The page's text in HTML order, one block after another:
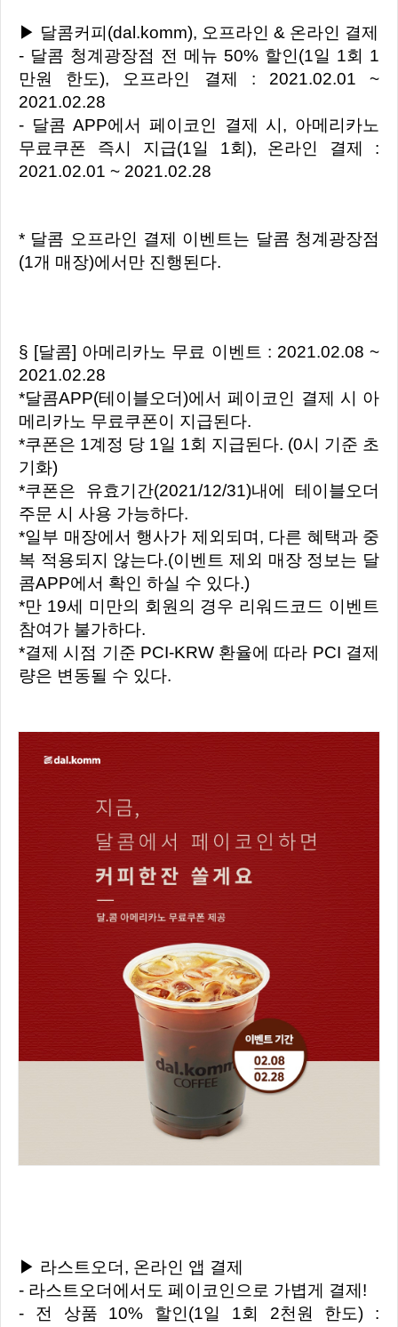
▶ 달콤커피(dal.komm), 오프라인 & 온라인 결제
- 달콤 청계광장점 전 메뉴 50% 할인(1일 1회 1
만원 한도), 오프라인 결제 : 2021.02.01 ~
2021.02.28
- 달콤 APP에서 페이코인 결제 시, 아메리카노
무료쿠폰 즉시 지급(1일 1회), 온라인 결제 :
2021.02.01 ~ 2021.02.28
* 달콤 오프라인 결제 이벤트는 달콤 청계광장점
(1개 매장)에서만 진행된다.
§ [달콤] 아메리카노 무료 이벤트 : 2021.02.08 ~
2021.02.28
*달콤APP(테이블오더)에서 페이코인 결제 시 아
메리카노 무료쿠폰이 지급된다.
*쿠폰은 1계정 당 1일 1회 지급된다. (0시 기준 초
기화)
*쿠폰은 유효기간(2021/12/31)내에 테이블오더
주문 시 사용 가능하다.
*일부 매장에서 행사가 제외되며, 다른 혜택과 중
복 적용되지 않는다.(이벤트 제외 매장 정보는 달
콤APP에서 확인 하실 수 있다.)
*만 19세 미만의 회원의 경우 리워드코드 이벤트
참여가 불가하다.
*결제 시점 기준 PCI-KRW 환율에 따라 PCI 결제
량은 변동될 수 있다.
▶ 라스트오더, 온라인 앱 결제
- 라스트오더에서도 페이코인으로 가볍게 결제!
- 전 상품 10% 할인(1일 1회 2천원 한도) :